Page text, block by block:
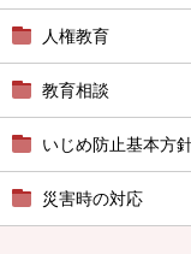
人権教育
教育相談
いじめ防止基本方
災害時の対応